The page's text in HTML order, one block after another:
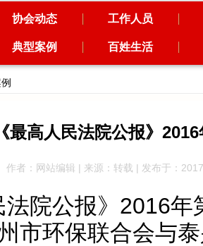
协会动态 工作人员
典型案例 百姓生活
《最高人民法院公报》
作者：网站编辑 | 来源：转载 | 发布于：
法院公报》2016
市环保联合会与